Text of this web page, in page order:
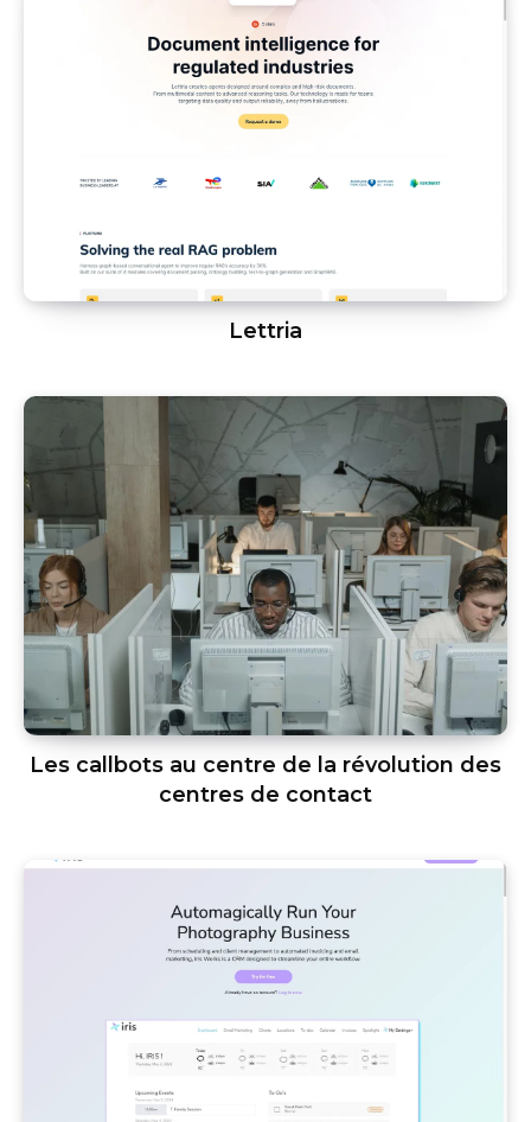
Lettria
Les callbots au centre de la révolution des
centres de contact